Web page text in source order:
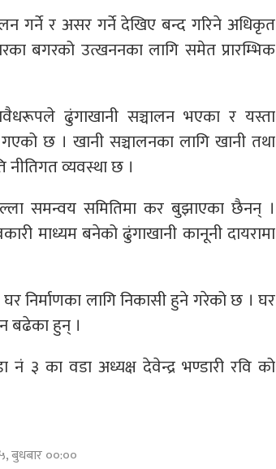
गर्ने र असर गर्ने देखिए बन्द गरिने अधिकृत
बगरको उत्खननका लागि समेत प्रारम्भिक
ढुंगाखानी सञ्चालन भएका र यस्ता
छ । खानी सञ्चालनका लागि खानी तथा
नीतिगत व्यवस्था छ ।
समन्वय समितिमा कर बुझाएका छैनन् ।
माध्यम बनेको ढुंगाखानी कानूनी दायरामा
निर्माणका लागि निकासी हुने गरेको छ । घर
बढेका हुन् ।
३ का वडा अध्यक्ष देवेन्द्र भण्डारी रवि को
बुधबार ००:००